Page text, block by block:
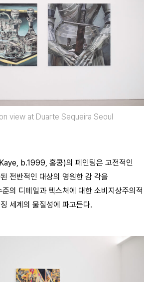
view at Duarte Sequeira Seoul
b.1999, 홍콩)의 페인팅은 고전적인
전반적인 대상의 영원한 감 각을
의 디테일과 텍스처에 대한 소비지상주의적
세계의 물질성에 파고든다.